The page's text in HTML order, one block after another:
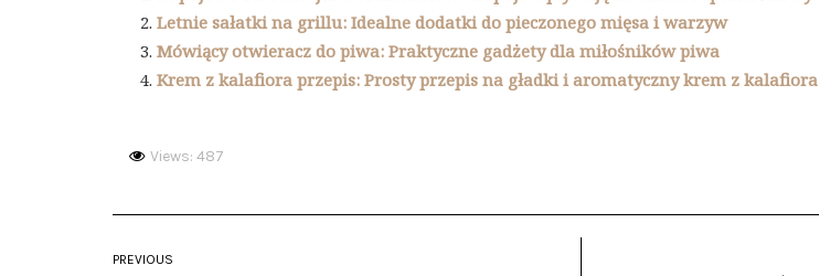
Letnie sałatki na grillu: Idealne dodatki do pieczonego mięsa i warzyw
Mówiący otwieracz do piwa: Praktyczne gadżety dla miłośników piwa
Krem z kalafiora przepis: Prosty przepis na gładki i aromatyczny krem z kalafiora
Views: 487
PREVIOUS